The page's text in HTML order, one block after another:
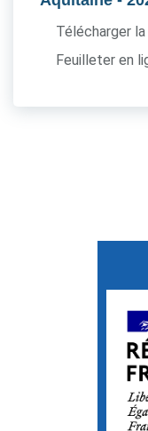
Télécharger
Feuilleter en